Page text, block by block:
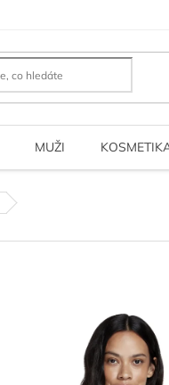
MUŽI